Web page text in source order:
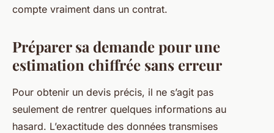
compte vraiment dans un contrat.
Préparer sa demande pour une
estimation chiffrée sans erreur
Pour obtenir un devis précis, il ne s’agit pas
seulement de rentrer quelques informations au
hasard. L’exactitude des données transmises